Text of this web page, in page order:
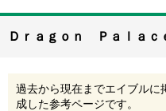
Ｄｒａｇｏｎ Ｐａｌａｃ
過去から現在までエイブルに
成した参考ページです。